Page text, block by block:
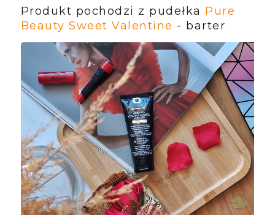
Produkt pochodzi z pudełka Pure
Beauty Sweet Valentine - barter